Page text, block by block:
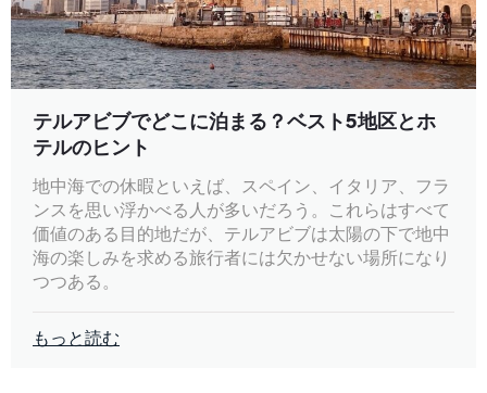
テルアビブでどこに泊まる？ベスト5地区とホ
テルのヒント
地中海での休暇といえば、スペイン、イタリア、フラ
ンスを思い浮かべる人が多いだろう。これらはすべて
価値のある目的地だが、テルアビブは太陽の下で地中
海の楽しみを求める旅行者には欠かせない場所になり
つつある。
もっと読む